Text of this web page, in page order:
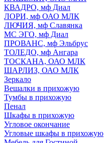
КВАДРО, мф Диал
ЛОРИ, мф ОАО МЛК
ЛЮЧИЯ, мф Славянка
МС ЭГО, мф Диал
ПРОВАНС, мф Эльбрус
ТОЛЕДО, мф Ангара
ТОСКАНА, ОАО МЛК
ШАРЛИЗ, ОАО МЛК
Зеркало
Вешалки в прихожую
Тумбы в прихожую
Пенал
Шкафы в прихожую
Угловое окончание
Угловые шкафы в прихожую